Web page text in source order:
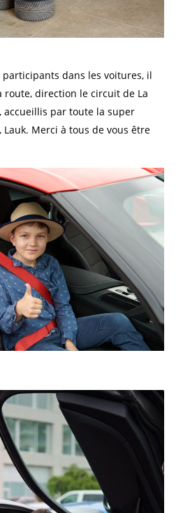
dans les voitures, il
direction le circuit de La
accueillis par toute la super
Lauk. Merci à tous de vous être